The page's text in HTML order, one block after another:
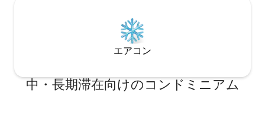
エアコン
中・長期滞在向けのコンドミニアム